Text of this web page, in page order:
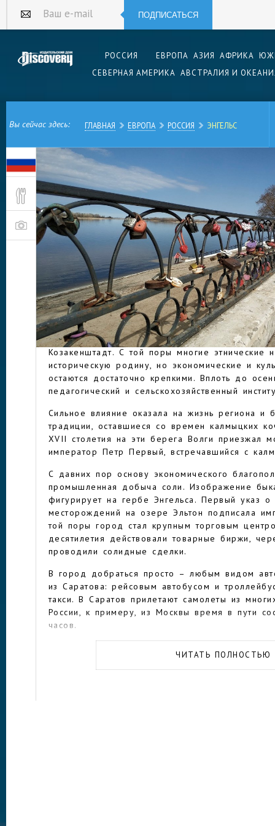
Ваш e-mail ПОДПИСАТЬСЯ
РОССИЯ ЕВРОПА АЗИЯ АФРИКА
СЕВЕРНАЯ АМЕРИКА АВСТРАЛИЯ И
Вы сейчас здесь: ГЛАВНАЯ ЕВРОПА РОССИЯ ЭНГЕЛЬС
ЭНГЕЛЬС
Город Энгельс, расположенный в Саратовской
1931 года носил имя Покровск. Основан в
казаками-переселенцами из украинских
появилась крупная Немецкая слобода.
приземлился первый космонавт в мире Юрий
Энгельс со временем стал экономически
Регулярно предпринимаются попытки
Сегодня Саратов и Энгельс соединяет
через Волгу.
Интересный факт из истории Энгельса — в
1941 годы город являлся столицей
Поволжья. В середине XIX столетия
Козакенштадт. С той поры многие этнические
историческую родину, но экономические и
остаются достаточно крепкими. Вплоть до
педагогический и сельскохозяйственный
Сильное влияние оказала на жизнь региона и
традиции, оставшиеся со времен калмыцких
XVII столетия на эти берега Волги приезжал
император Петр Первый, встречавшийся с
С давних пор основу экономического
промышленная добыча соли. Изображение
фигурирует на гербе Энгельса. Первый указ о
месторождений на озере Эльтон подписала
той поры город стал крупным торговым
десятилетия действовали товарные биржи,
проводили солидные сделки.
В город добраться просто – любым видом
из Саратова: рейсовым автобусом и
такси. В Саратов прилетают самолеты из
России, к примеру, из Москвы время в пути
часов.
искусства, как детский писатель Лев Кассиль
Шнитке. С началом ВОВ власти распорядились
ЧИТАТЬ ПОЛНОСТЬЮ